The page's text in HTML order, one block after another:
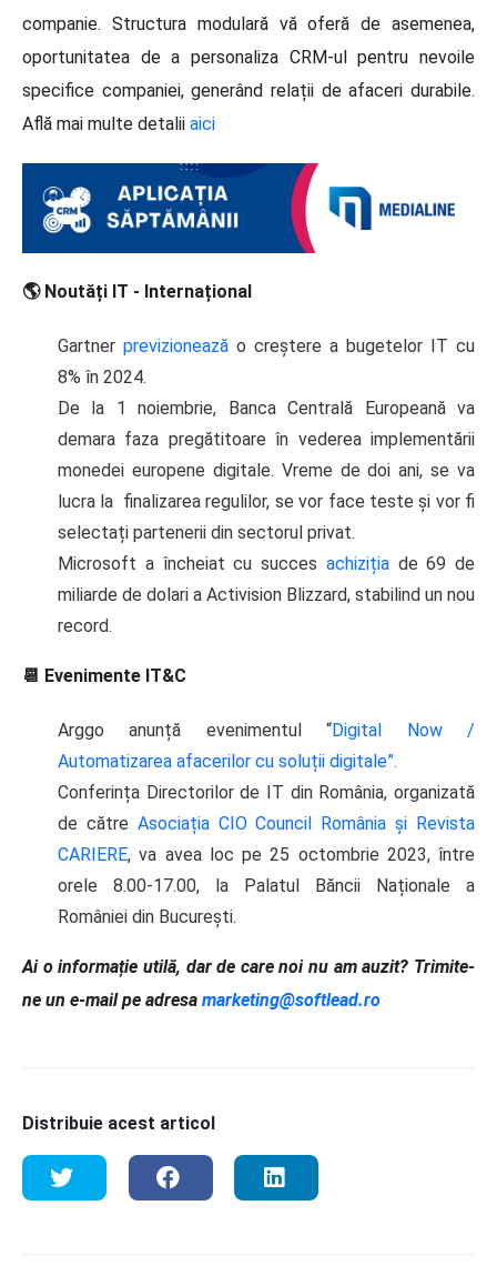
companie. Structura modulară vă oferă de asemenea,
oportunitatea de a personaliza CRM-ul pentru nevoile
specifice companiei, generând relații de afaceri durabile.
Află mai multe detalii aici
🌎 Noutăți IT - Internațional
Gartner previzionează o creștere a bugetelor IT cu
8% în 2024.
De la 1 noiembrie, Banca Centrală Europeană va
demara faza pregătitoare în vederea implementării
monedei europene digitale. Vreme de doi ani, se va
lucra la finalizarea regulilor, se vor face teste și vor fi
selectați partenerii din sectorul privat.
Microsoft a încheiat cu succes achizițiade 69 de
miliarde de dolari a Activision Blizzard, stabilind un nou
record.
📆 Evenimente IT&C
Arggo anunță evenimentul “Digital Now /
Automatizarea afacerilor cu soluții digitale”.
Conferința Directorilor de IT din România, organizată
de către Asociația CIO Council România și Revista
CARIERE, va avea loc pe 25 octombrie 2023, între
orele 8.00-17.00, la Palatul Băncii Naționale a
României din București.
Ai o informație utilă, dar de care noi nu am auzit? Trimite-
ne un e-mail pe adresa marketing@softlead.ro
Distribuie acest articol